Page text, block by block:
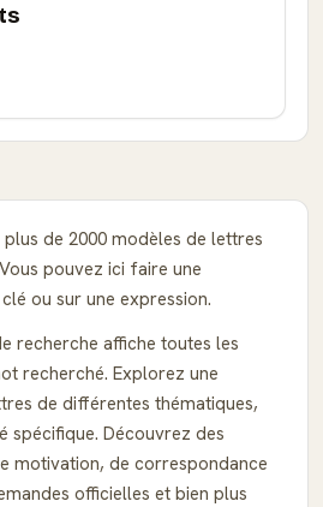
de 2000 modèles de lettres
pouvez ici faire une
ou sur une expression.
recherche affiche toutes les
recherché. Explorez une
de différentes thématiques,
spécifique. Découvrez des
motivation, de correspondance
officielles et bien plus